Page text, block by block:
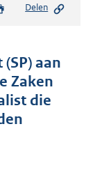
Delen
aan
Zaken
die